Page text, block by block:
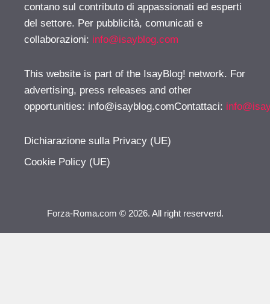
contano sul contributo di appassionati ed esperti
del settore. Per pubblicità, comunicati e
collaborazioni: info@isayblog.com
This website is part of the IsayBlog! network. For
advertising, press releases and other
opportunities: info@isayblog.comContattaci:
Dichiarazione sulla Privacy (UE)
Cookie Policy (UE)
Forza-Roma.com © 2026. All right reserverd.